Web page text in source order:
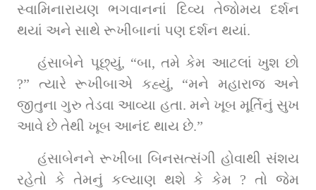
સ્વામિનારાયણ ભગવાનનાં દિવ્ય તેજોમય દર્શન
થયાં અને સાથે રૂખીબાનાં પણ દર્શન થયાં.
હંસાબેને પૂછ્યું, “બા, તમે કેમ આટલાં ખુશ છો
?” ત્યારે રૂખીબાએ કહ્યું, “મને મહારાજ અને
જીતુના ગુરુ તેડવા આવ્યા હતા. મને ખૂબ મૂર્તિનું સુખ
આવે છે તેથી ખૂબ આનંદ થાય છે.”
હંસાબેનને રૂખીબા બિનસત્સંગી હોવાથી સંશય
રહેતો કે તેમનું કલ્યાણ થશે કે કેમ ? તો જેમ